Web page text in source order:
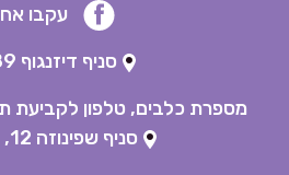
עקבו
סניף דיזנגוף 89 ת"א
מספרת כלבים, טלפון לקביעת
סניף שפינוזה 12, תל אביב